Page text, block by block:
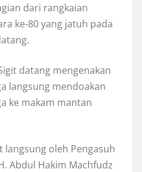
dari rangkaian
ke-80 yang jatuh pada
datang mengenakan
langsung mendoakan
ke makam mantan
oleh Pengasuh
Abdul Hakim Machfudz